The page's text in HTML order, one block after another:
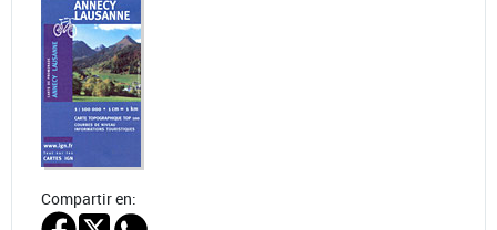
Compartir en: